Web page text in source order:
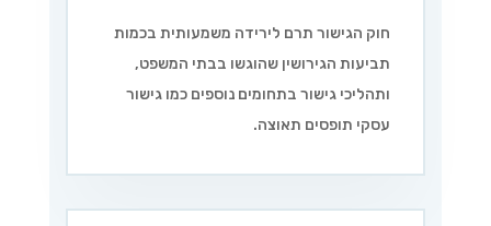
חוק הגישור תרם לירידה משמעותית בכמות
תביעות הגירושין שהוגשו בבתי המשפט,
ותהליכי גישור בתחומים נוספים כמו גישור
עסקי תופסים תאוצה.